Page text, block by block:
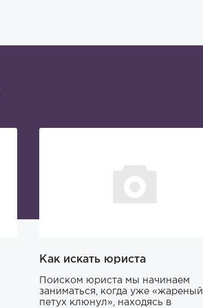
Как искать юриста
Поиском юриста мы начинаем
заниматься, когда уже «жареный
петух клюнул», находясь в